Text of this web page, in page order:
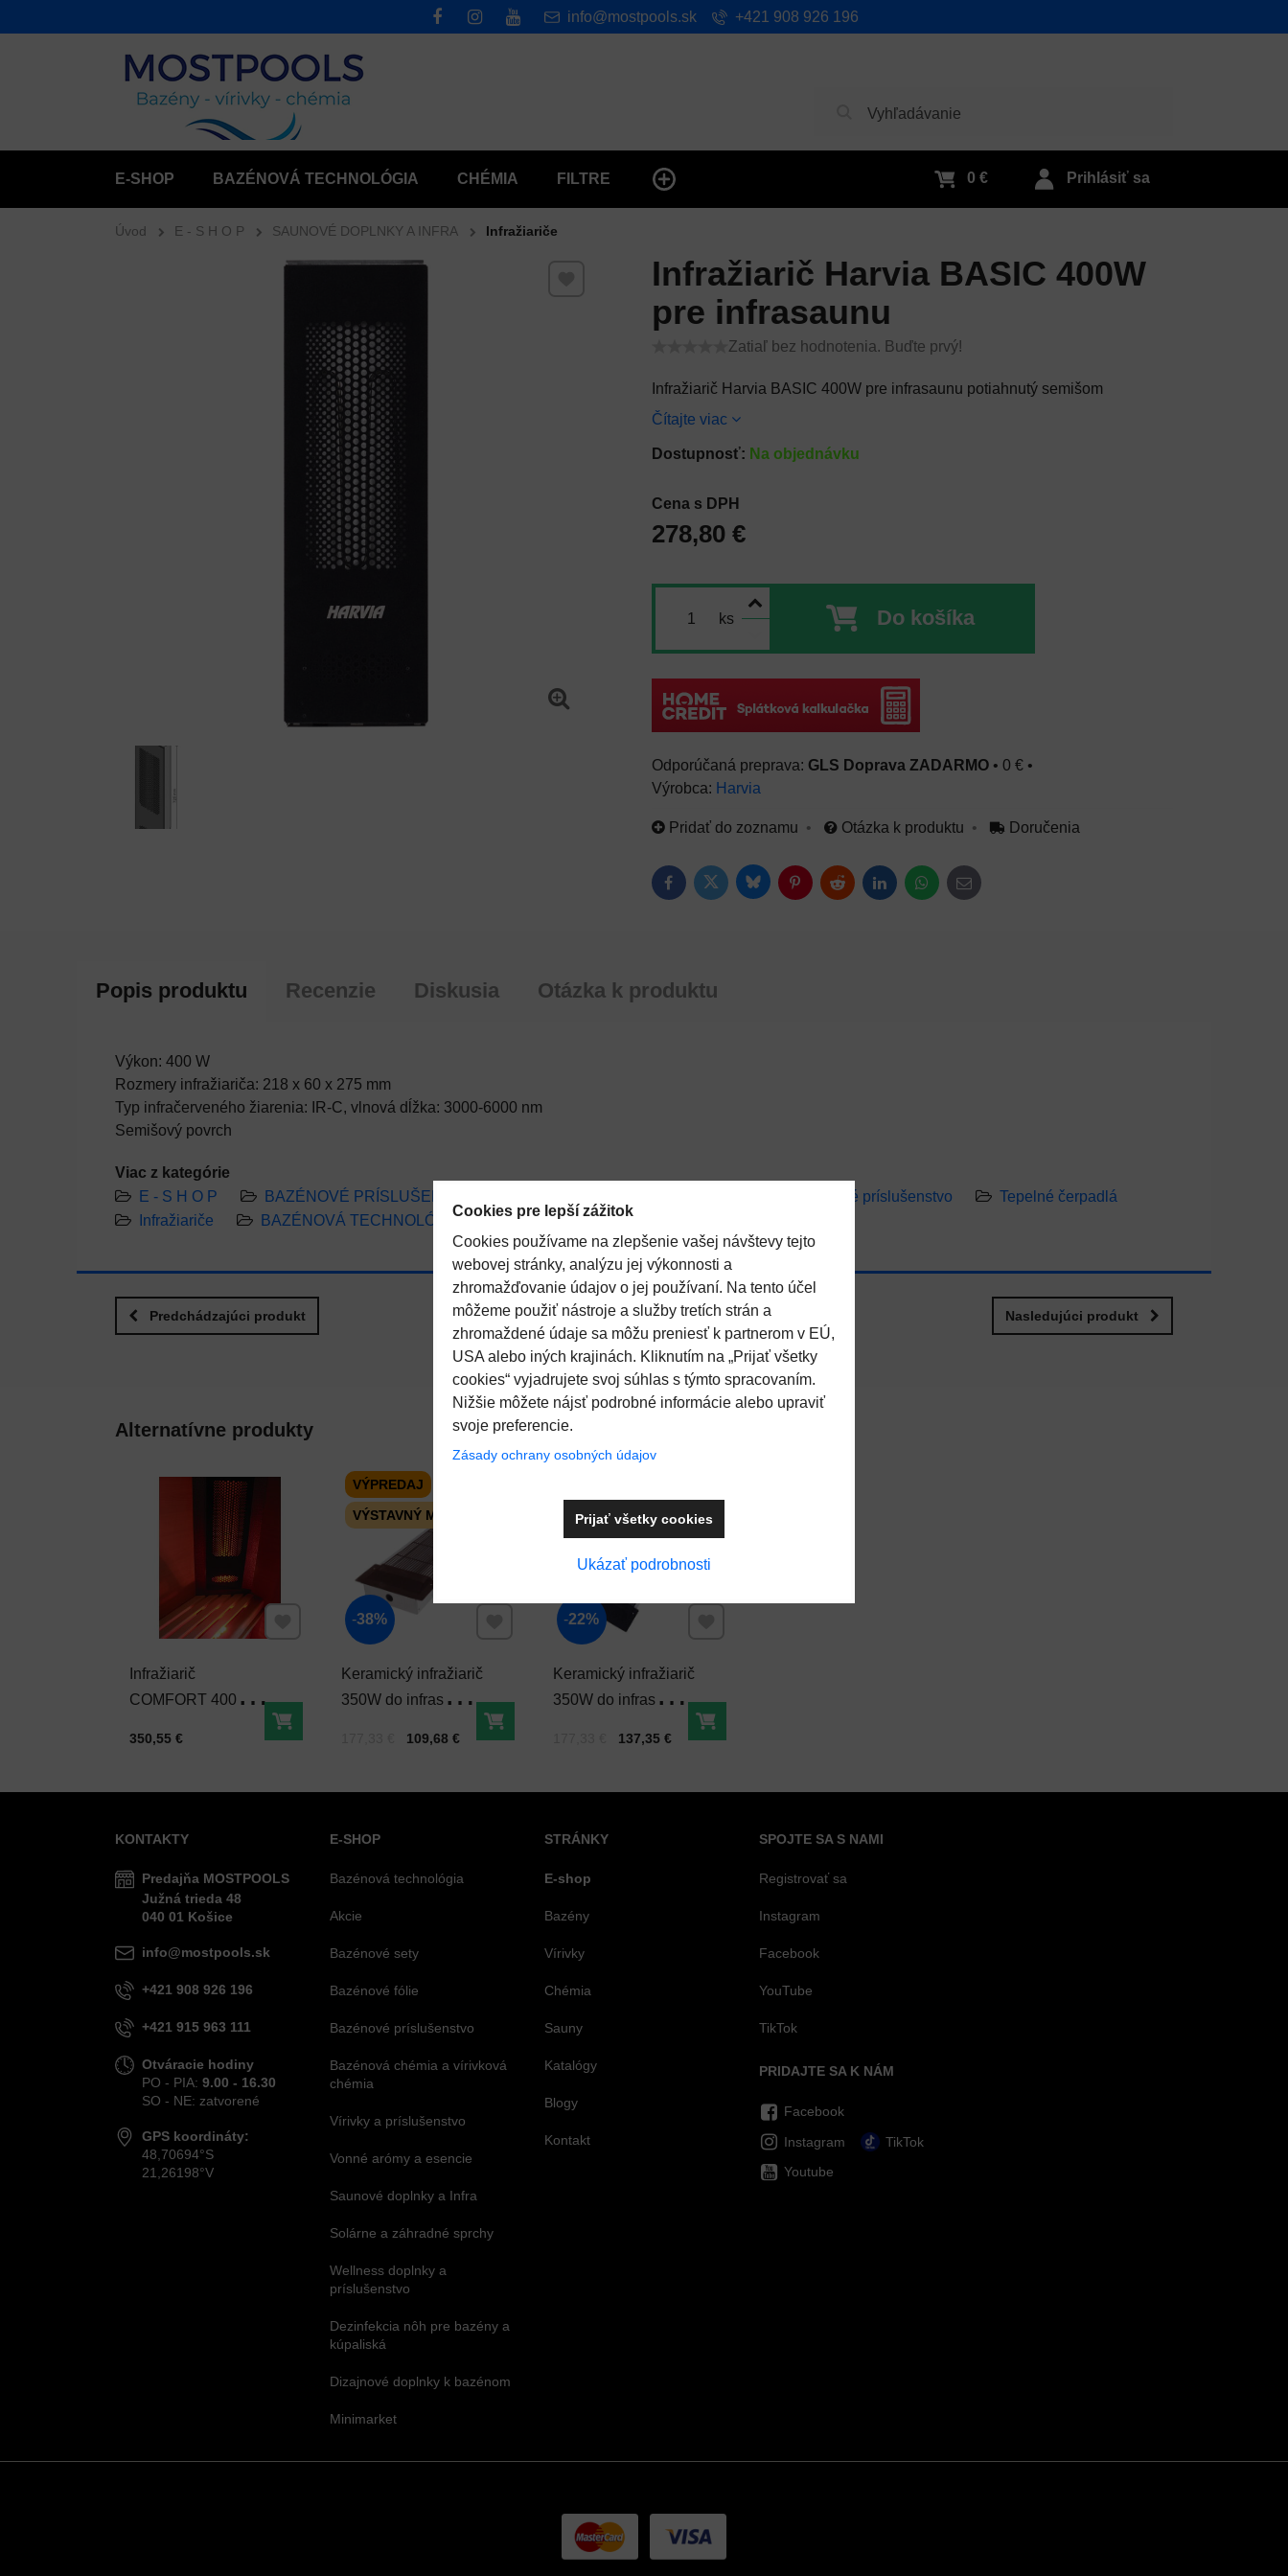
E-SHOP BAZÉNOVÁ TECHNOLÓGIA CHÉMIA FILTRE Prihlásiť sa
0 €
info@mostpools.sk +421 908 926 196
Úvod E - S H O P SAUNOVÉ DOPLNKY A INFRA Infražiariče
Infražiarič Harvia BASIC 400W
pre infrasaunu
Infražiarič Harvia BASIC 400W pre infrasaunu potiahnutý semišom
Čítajte viac
Zatiaľ bez hodnotenia. Buďte prvý!
Pridať k Obľúbeným
Dostupnosť: Na objednávku
Cena s DPH
278,80 €
ks Do košíka
GLS Doprava ZADARMO• 0 € •
Výrobca: Harvia
Pridať do zoznamu Otázka k produktu Doručenia
FacebookTwitterBlueskyPinterestRedditLinkedInWhatsApp
E-mail
Popis produktu Recenzie Diskusia Otázka k produktu
Výkon: 400 W
Rozmery infražiariča: 218 x 60 x 275 mm
Typ infračerveného žiarenia: IR-C, vlnová dĺžka: 3000-6000 nm
Semišový povrch
Viac z kategórie
E - S H O P
BAZÉNOVÉ PRÍSLUŠENSTVO Saunové príslušenstvo
Tepelné čerpadlá
Infražiariče
BAZÉNOVÁ TECHNOLÓGIA
Predchádzajúci produkt Nasledujúci produkt
Alternatívne produkty
Infražiarič
COMFORT 400 +
Cena s DPH
350,55 € Do košíka
Pridať k Obľúbeným
Keramický infražiarič
350W do infrasauny
Cena s DPH109,68 €
Pred zľavou: Do košíka
VÝPREDAJ
VÝSTAVNÝ MODEL
38% Pridať k Obľúbeným
Keramický infražiarič
350W do infrasauny
Cena s DPH137,35 €
Pred zľavou: Do košíka
SKLADOM
22%
KONTAKTY
Predajňa MOSTPOOLS
Južná trieda 48
040 01 Košice
info@mostpools.sk
+421 908 926 196
+421 915 963 111
Otváracie hodiny
PO - PIA: 9.00 - 16.30
SO - NE: zatvorené
GPS koordináty:
48,70694°S
21,26198°V
E-SHOP
Bazénová technológia
Akcie
Bazénové sety
Bazénové fólie
Bazénové príslušenstvo
Bazénová chémia a vírivková
chémia
Vírivky a príslušenstvo
Vonné arómy a esencie
Saunové doplnky a Infra
Solárne a záhradné sprchy
Wellness doplnky a
príslušenstvo
Dezinfekcia nôh pre bazény a
kúpaliská
Dizajnové doplnky k bazénom
Minimarket
STRÁNKY
E-shop
Bazény
Vírivky
Chémia
Sauny
Katalógy
Blogy
Kontakt
SPOJTE SA S NAMI
Registrovať sa
Instagram
Facebook
YouTube
TikTok
PRIDAJTE SA K NÁM
Facebook
Instagram
TikTok
Youtube
Cookies pre lepší zážitok
Cookies používame na zlepšenie vašej návštevy tejto
webovej stránky, analýzu jej výkonnosti a
zhromažďovanie údajov o jej používaní. Na tento účel
môžeme použiť nástroje a služby tretích strán a
zhromaždené údaje sa môžu preniesť k partnerom v EÚ,
USA alebo iných krajinách. Kliknutím na „Prijať všetky
cookies“ vyjadrujete svoj súhlas s týmto spracovaním.
Nižšie môžete nájsť podrobné informácie alebo upraviť
svoje preferencie.
Zásady ochrany osobných údajov
Ukázať podrobnosti
Prijať všetky cookies